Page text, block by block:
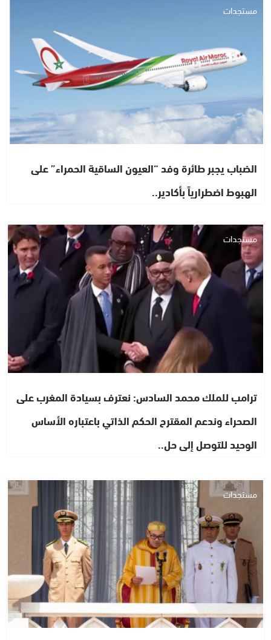
مستجدات
الضباب يجبر طائرة وفد “العيون الساقية الحمراء” على
الهبوط اضطرارياً بأكادير..
مستجدات
ترامب للملك محمد السادس: نعترف بسيادة المغرب على
الصحراء وندعم المقترح الحكم الذاتي باعتباره الأساس
الوحيد للتوصل إلى حل..
مستجدات